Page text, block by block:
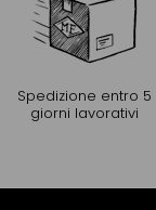
Spedizione entro 5
giorni lavorativi